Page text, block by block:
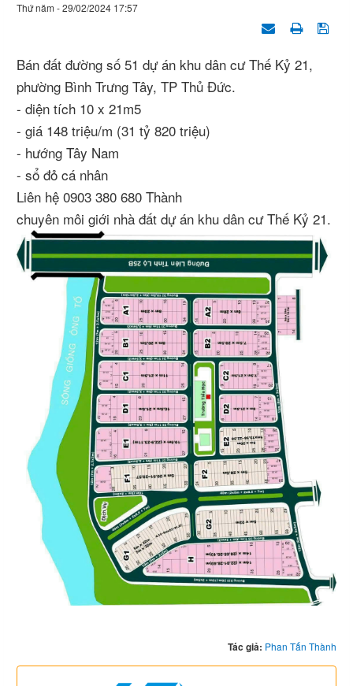
Thứ năm - 29/02/2024 17:57
Bán đất đường số 51 dự án khu dân cư Thế Kỷ 21,
phường Bình Trưng Tây, TP Thủ Đức.
- diện tích 10 x 21m5
- giá 148 triệu/m (31 tỷ 820 triệu)
- hướng Tây Nam
- sổ đỏ cá nhân
Liên hệ 0903 380 680 Thành
chuyên môi giới nhà đất dự án khu dân cư Thế Kỷ 21.
Tác giả: Phan Tấn Thành